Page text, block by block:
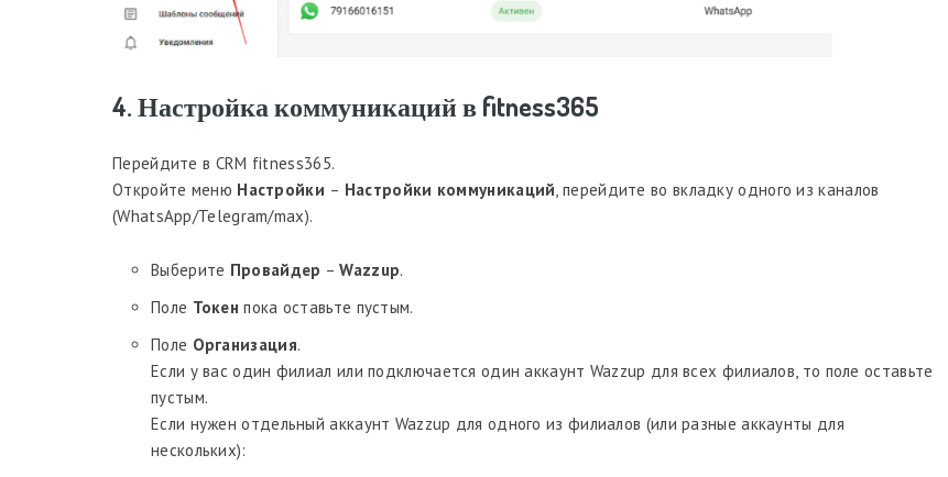
4. Настройка коммуникаций в fitness365
Перейдите в CRM fitness365.
Откройте меню Настройки – Настройки коммуникаций , перейдите во вкладку одного из каналов
(WhatsApp/Telegram/max).
Выберите Провайдер –Wazzup.
Поле Токен пока оставьте пустым.
Поле Организация.
Если у вас один филиал или подключается один аккаунт Wazzup для всех филиалов, то поле оставьте
пустым.
Если нужен отдельный аккаунт Wazzup для одного из филиалов (или разные аккаунты для
нескольких):